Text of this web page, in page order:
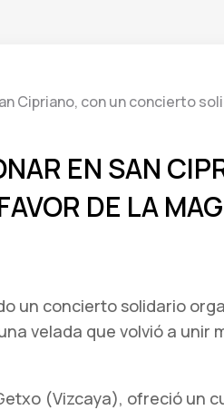
Cipriano, con un concierto
EN SAN
DE LA
un concierto solidario
velada que volvió a unir
(Vizcaya), ofreció un